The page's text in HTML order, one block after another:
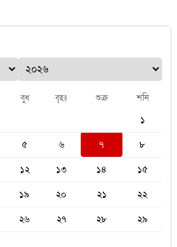
বুধ বৃহঃ শুক্র শনি
১
৫ ৬ ৭
৮
১২ ১৩ ১৪
১৫
১৯ ২০ ২১
২২
২৬ ২৭ ২৮
২৯